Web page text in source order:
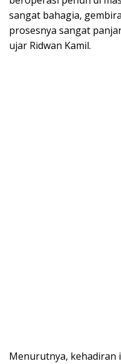
sangat bahagia,
prosesnya sangat
ujar Ridwan Kamil.
Menurutnya,